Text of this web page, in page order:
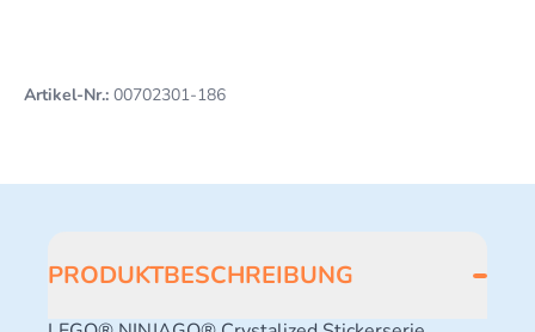
Artikel-Nr.: 00702301-186
PRODUKTBESCHREIBUNG